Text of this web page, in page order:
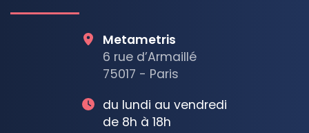
Metametris
6 rue d’Armaillé
75017 - Paris
du lundi au vendredi
de 8h à 18h